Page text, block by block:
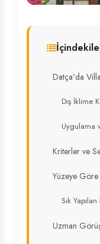
Datça'da
Dış İklime
Uygulama
Kriterler ve
Yüzeye Göre
Sık
Uzman